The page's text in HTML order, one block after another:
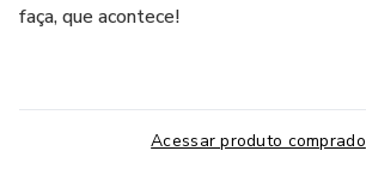
faça, que acontece!
Acessar produto comprado